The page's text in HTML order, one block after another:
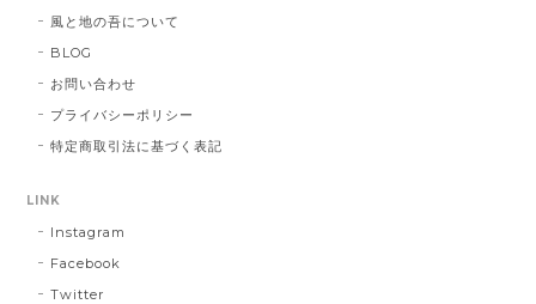
風と地の吾について
BLOG
お問い合わせ
プライバシーポリシー
特定商取引法に基づく表記
LINK
Instagram
Facebook
Twitter